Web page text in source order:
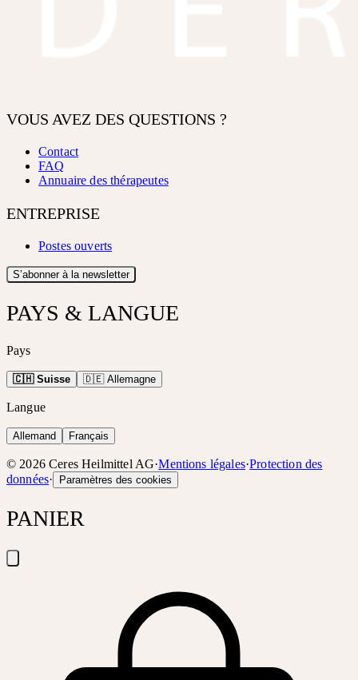
VOUS AVEZ DES QUESTIONS ?
Contact
FAQ
Annuaire des thérapeutes
ENTREPRISE
Postes ouverts
S’abonner à la newsletter
PAYS & LANGUE
Pays
🇨🇭 Suisse 🇩🇪 Allemagne
Langue
Allemand Français
© 2026 Ceres Heilmittel AG·Mentions légales·Protection des
données· Paramètres des cookies
PANIER